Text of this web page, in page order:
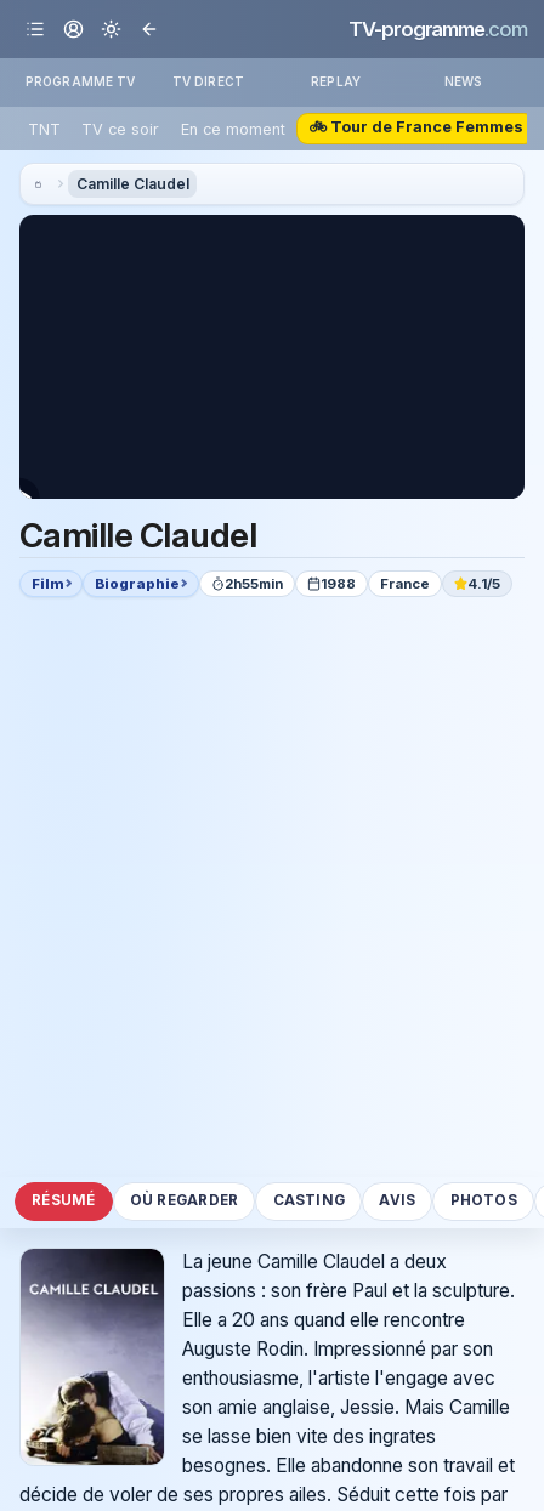
TV-programme.com
PROGRAMME TV TV DIRECT REPLAY NEWS
TNT TV ce soir En ce moment 🚲 Tour de France Femmes
Camille Claudel
Camille Claudel
Film Biographie 2h55min 1988 France 4.1/5
RÉSUMÉ OÙ REGARDER CASTING AVIS PHOTOS
La jeune Camille Claudel a deux
passions : son frère Paul et la sculpture.
Elle a 20 ans quand elle rencontre
Auguste Rodin. Impressionné par son
enthousiasme, l'artiste l'engage avec
son amie anglaise, Jessie. Mais Camille
se lasse bien vite des ingrates
besognes. Elle abandonne son travail et
décide de voler de ses propres ailes. Séduit cette fois par